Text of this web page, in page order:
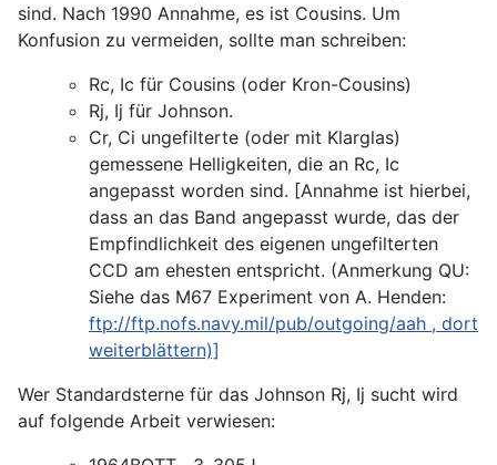
sind. Nach 1990 Annahme, es ist Cousins. Um
Konfusion zu vermeiden, sollte man schreiben:
Rc, Ic für Cousins (oder Kron-Cousins)
Rj, Ij für Johnson.
Cr, Ci ungefilterte (oder mit Klarglas)
gemessene Helligkeiten, die an Rc, Ic
angepasst worden sind. [Annahme ist hierbei,
dass an das Band angepasst wurde, das der
Empfindlichkeit des eigenen ungefilterten
CCD am ehesten entspricht. (Anmerkung QU:
Siehe das M67 Experiment von A. Henden:
ftp://ftp.nofs.navy.mil/pub/outgoing/aah , dort
weiterblättern)]
Wer Standardsterne für das Johnson Rj, Ij sucht wird
auf folgende Arbeit verwiesen: